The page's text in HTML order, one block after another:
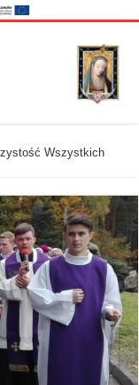
Wszystkich